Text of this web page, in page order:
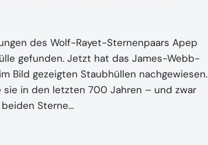
des Wolf-Rayet-Sternenpaars Apep
gefunden. Jetzt hat das James-Webb-
Bild gezeigten Staubhüllen nachgewiesen.
in den letzten 700 Jahren – und zwar
Sterne…